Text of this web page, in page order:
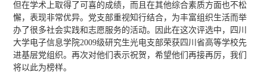
但在学术上取得了可喜的成绩，而且在其他综合素质方面也不松
懈，表现非常优异。党支部重视知行结合，为丰富组织生活而举
办了很多社会实践和志愿服务的活动。因此在这次评选中，四川
大学电子信息学院2009级研究生光电支部荣获四川省高等学校先
进基层党组织。再次对他们表示祝贺，希望他们再接再厉，我们
将以此为榜样。